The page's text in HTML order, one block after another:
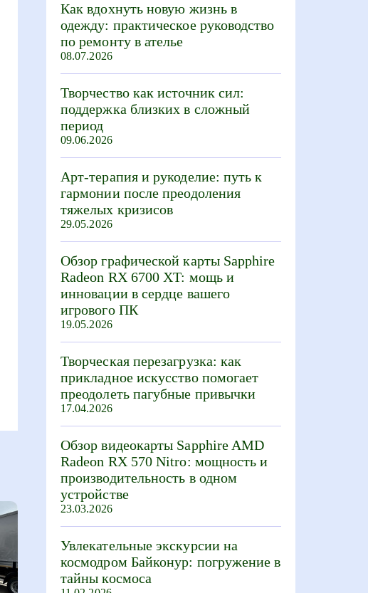
Как вдохнуть новую жизнь в
одежду: практическое руководство
по ремонту в ателье
08.07.2026
Творчество как источник сил:
поддержка близких в сложный
период
09.06.2026
Арт-терапия и рукоделие: путь к
гармонии после преодоления
тяжелых кризисов
29.05.2026
Обзор графической карты Sapphire
Radeon RX 6700 XT: мощь и
инновации в сердце вашего
игрового ПК
19.05.2026
Творческая перезагрузка: как
прикладное искусство помогает
преодолеть пагубные привычки
17.04.2026
Обзор видеокарты Sapphire AMD
Radeon RX 570 Nitro: мощность и
производительность в одном
устройстве
23.03.2026
Увлекательные экскурсии на
космодром Байконур: погружение в
тайны космоса